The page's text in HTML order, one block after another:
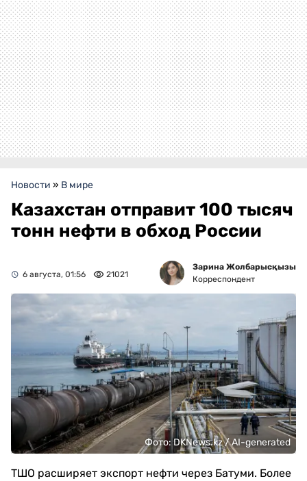
Новости » В мире
Казахстан отправит 100 тысяч
тонн нефти в обход России
6 августа, 01:56 21021
Зарина Жолбарысқызы
Корреспондент
Фото: DKNews.kz / AI-generated
ТШО расширяет экспорт нефти через Батуми. Более